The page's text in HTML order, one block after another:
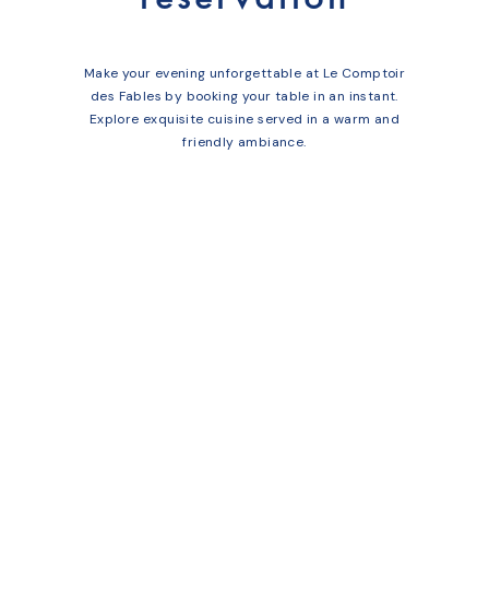
Make your evening unforgettable at Le Comptoir
des Fables by booking your table in an instant.
Explore exquisite cuisine served in a warm and
friendly ambiance.